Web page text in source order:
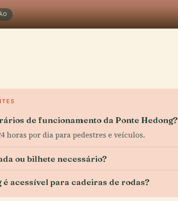
de funcionamento da Ponte Hedong?
horas por dia para pedestres e veículos.
ou bilhete necessário?
é acessível para cadeiras de rodas?